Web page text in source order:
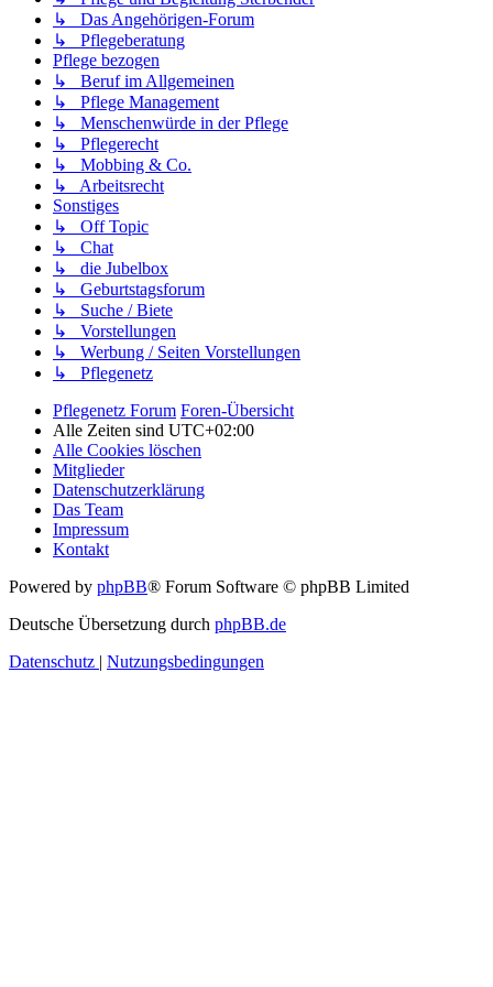
↳ Das Angehörigen-Forum
↳ Pflegeberatung
Pflege bezogen
↳ Beruf im Allgemeinen
↳ Pflege Management
↳ Menschenwürde in der Pflege
↳ Pflegerecht
↳ Mobbing & Co.
↳ Arbeitsrecht
Sonstiges
↳ Off Topic
↳ Chat
↳ die Jubelbox
↳ Geburtstagsforum
↳ Suche / Biete
↳ Vorstellungen
↳ Werbung / Seiten Vorstellungen
↳ Pflegenetz
Pflegenetz Forum Foren-Übersicht
Alle Zeiten sind UTC+02:00
Alle Cookies löschen
Mitglieder
Datenschutzerklärung
Das Team
Impressum
Kontakt
Powered by phpBB® Forum Software © phpBB Limited
Deutsche Übersetzung durch phpBB.de
Datenschutz | Nutzungsbedingungen